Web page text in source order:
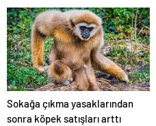
gitmeye hazır olun.
Sokağa çıkma yasaklarından
sonra köpek satışları arttı